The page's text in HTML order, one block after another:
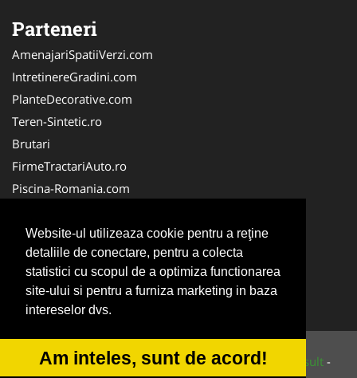
Website-ul utilizeaza cookie pentru a reţine
detaliile de conectare, pentru a colecta
statistici cu scopul de a optimiza functionarea
site-ului si pentru a furniza marketing in baza
intereselor dvs.
Am inteles, sunt de acord!
Parteneri
AmenajariSpatiiVerzi.com
IntretinereGradini.com
PlanteDecorative.com
Teren-Sintetic.ro
Brutari
FirmeTractariAuto.ro
Piscina-Romania.com
Curatenie-Generala.com
Alpinist-Utilitar.com
FirmeDeCuratenie.ro
ServiciiAlpinism.ro
© 2014-2026 Powered byVilonMedia&Tokaido Consult -